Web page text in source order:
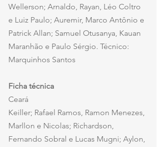
Wellerson; Arnaldo, Rayan, Léo Coltro
e Luiz Paulo; Auremir, Marco Antônio e
Patrick Allan; Samuel Otusanya, Kauan
Maranhão e Paulo Sérgio. Técnico:
Marquinhos Santos
Ficha técnica
Ceará
Keiller; Rafael Ramos, Ramon Menezes,
Marllon e Nicolas; Richardson,
Fernando Sobral e Lucas Mugni; Aylon,